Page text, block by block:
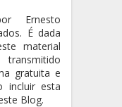
Ernesto
É dada
material
gratuita e
incluir esta
Blog.